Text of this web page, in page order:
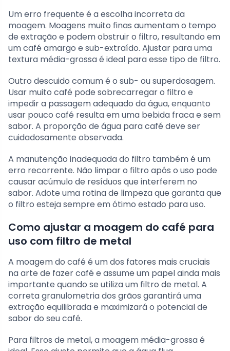
Um erro frequente é a escolha incorreta da
moagem. Moagens muito finas aumentam o tempo
de extração e podem obstruir o filtro, resultando em
um café amargo e sub-extraído. Ajustar para uma
textura média-grossa é ideal para esse tipo de filtro.
Outro descuido comum é o sub- ou superdosagem.
Usar muito café pode sobrecarregar o filtro e
impedir a passagem adequado da água, enquanto
usar pouco café resulta em uma bebida fraca e sem
sabor. A proporção de água para café deve ser
cuidadosamente observada.
A manutenção inadequada do filtro também é um
erro recorrente. Não limpar o filtro após o uso pode
causar acúmulo de resíduos que interferem no
sabor. Adote uma rotina de limpeza que garanta que
o filtro esteja sempre em ótimo estado para uso.
Como ajustar a moagem do café para
uso com filtro de metal
A moagem do café é um dos fatores mais cruciais
na arte de fazer café e assume um papel ainda mais
importante quando se utiliza um filtro de metal. A
correta granulometria dos grãos garantirá uma
extração equilibrada e maximizará o potencial de
sabor do seu café.
Para filtros de metal, a moagem média-grossa é